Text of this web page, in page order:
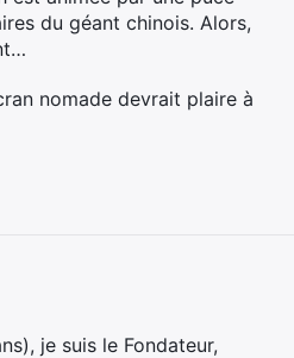
du géant chinois. Alors,
nomade devrait plaire à
je suis le Fondateur,